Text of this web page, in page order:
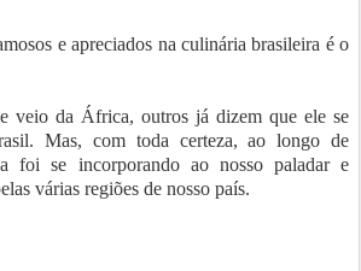
e apreciados na culinária brasileira é o
veio da África, outros já dizem que ele se
Mas, com toda certeza, ao longo de
foi se incorporando ao nosso paladar e
várias regiões de nosso país.